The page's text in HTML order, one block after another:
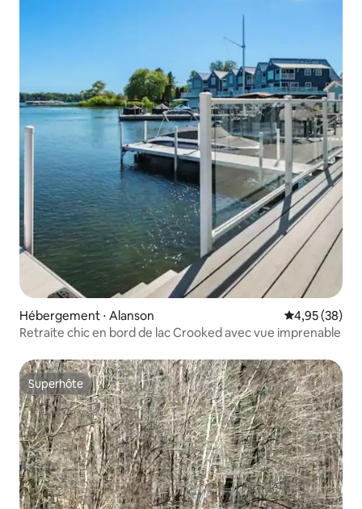
Hébergement ⋅ Alanson Évaluation
4,95 (38)
Retraite chic en bord de lac Crooked avec vue imprenable
Superhôte
Superhôte